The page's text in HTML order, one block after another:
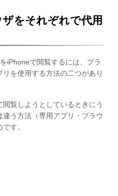
をそれぞれで代用
iPhoneで閲覧するには、ブラ
を使用する方法の二つがあり
覧しようとしているときにう
う方法（専用アプリ・ブラウ
す。